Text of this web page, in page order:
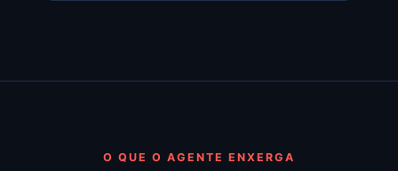
O QUE O AGENTE ENXERGA